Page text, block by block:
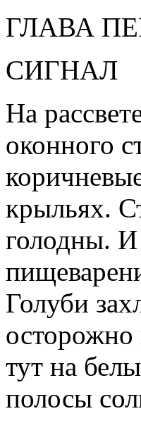
ГЛАВА
СИГНАЛ
На
оконного
крыльях.
голодны.
Голуби
тут на
полосы